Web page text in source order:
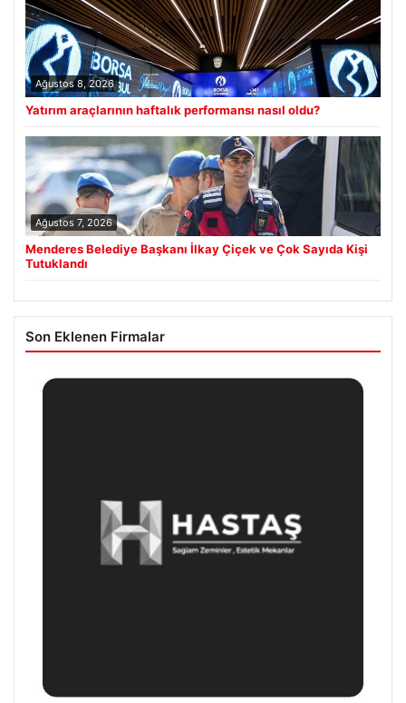
Ağustos 8, 2026
Yatırım araçlarının haftalık performansı nasıl oldu?
Ağustos 7, 2026
Menderes Belediye Başkanı İlkay Çiçek ve Çok Sayıda Kişi
Tutuklandı
Son Eklenen Firmalar